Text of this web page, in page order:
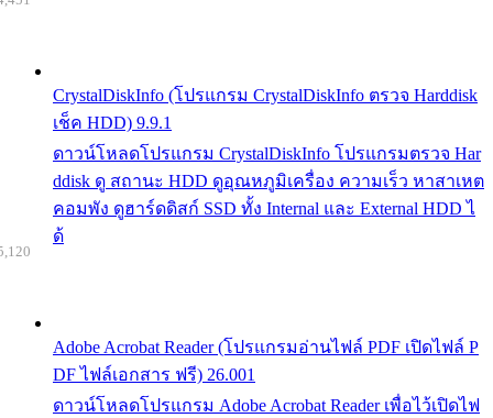
CrystalDiskInfo (โปรแกรม CrystalDiskInfo ตรวจ Harddisk
เช็ค HDD) 9.9.1
ดาวน์โหลดโปรแกรม CrystalDiskInfo โปรแกรมตรวจ Har
ddisk ดู สถานะ HDD ดูอุณหภูมิเครื่อง ความเร็ว หาสาเหต
คอมพัง ดูฮาร์ดดิสก์ SSD ทั้ง Internal และ External HDD ไ
ด้
Adobe Acrobat Reader (โปรแกรมอ่านไฟล์ PDF เปิดไฟล์ P
DF ไฟล์เอกสาร ฟรี) 26.001
ดาวน์โหลดโปรแกรม Adobe Acrobat Reader เพื่อไว้เปิดไฟ